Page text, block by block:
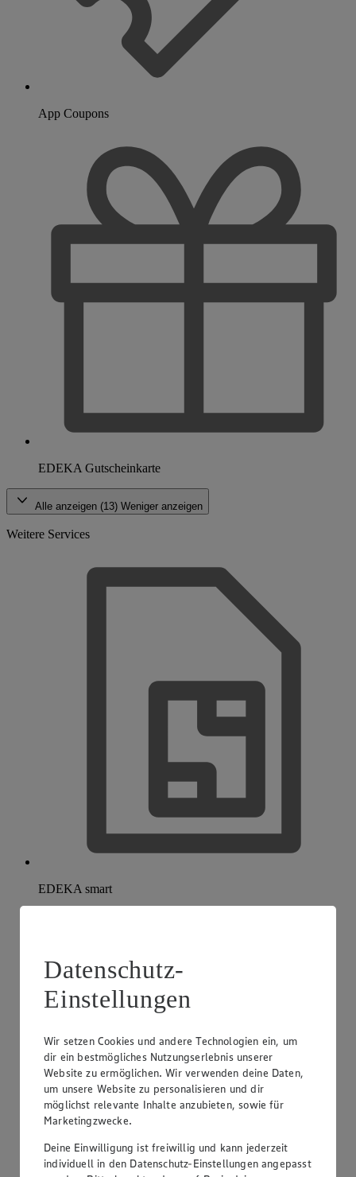
App Coupons
EDEKA Gutscheinkarte
Alle anzeigen (13) Weniger anzeigen
Weitere Services
EDEKA smart
Datenschutz-
Einstellungen
Wir setzen Cookies und andere Technologien ein, um
dir ein bestmögliches Nutzungserlebnis unserer
Website zu ermöglichen. Wir verwenden deine Daten,
um unsere Website zu personalisieren und dir
möglichst relevante Inhalte anzubieten, sowie für
Marketingzwecke.
Deine Einwilligung ist freiwillig und kann jederzeit
individuell in den Datenschutz-Einstellungen angepasst